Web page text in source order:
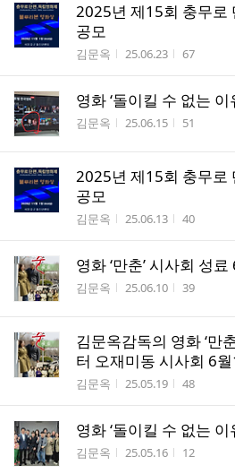
2025년 제15회 충무로
공모
작성자
김문옥 작성시간
25.06.23 조회수
67
영화 ‘돌이킬 수 없는 이
작성자
김문옥 작성시간
25.06.15 조회수
51
2025년 제15회 충무로
공모
작성자
김문옥 작성시간
25.06.13 조회수
40
영화 ‘만춘’ 시사회 성
작성자
김문옥 작성시간
25.06.10 조회수
39
김문옥감독의 영화 ‘만
터 오재미동 시사회 6
작성자
김문옥 작성시간
25.05.19 조회수
48
영화 ‘돌이킬 수 없는 이
작성자
김문옥 작성시간
25.05.16 조회수
12